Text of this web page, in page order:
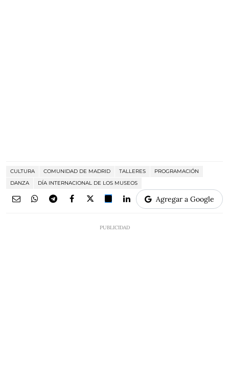
CULTURA COMUNIDAD DE MADRID TALLERES
PROGRAMACIÓN
DANZA
DÍA INTERNACIONAL DE LOS MUSEOS
Agregar a Google